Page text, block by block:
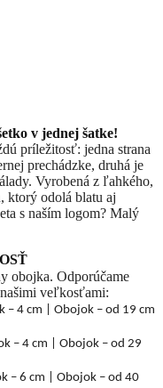
v jednej šatke!
príležitosť: jedna strana
prechádzke, druhá je
Vyrobená z ľahkého,
ktorý odolá blatu aj
s naším logom? Malý
obojka. Odporúčame
veľkosťami:
– 4 cm | Obojok – od 19 cm
– 4 cm | Obojok – od 29
– 6 cm | Obojok – od 40